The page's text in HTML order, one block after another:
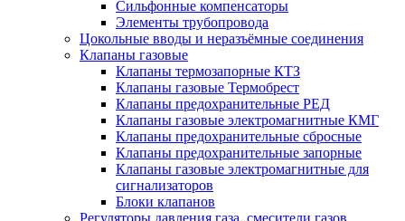
Сильфонные компенсаторы
Элементы трубопровода
Цокольные вводы и неразъёмные соединения
Клапаны газовые
Клапаны термозапорные КТЗ
Клапаны газовые Термобрест
Клапаны предохранительные РЕД
Клапаны газовые электромагнитные КМГ
Клапаны предохранительные сбросные
Клапаны предохранительные запорные
Клапаны газовые электромагнитные для
сигнализаторов
Блоки клапанов
Регуляторы давления газа, смесители газов